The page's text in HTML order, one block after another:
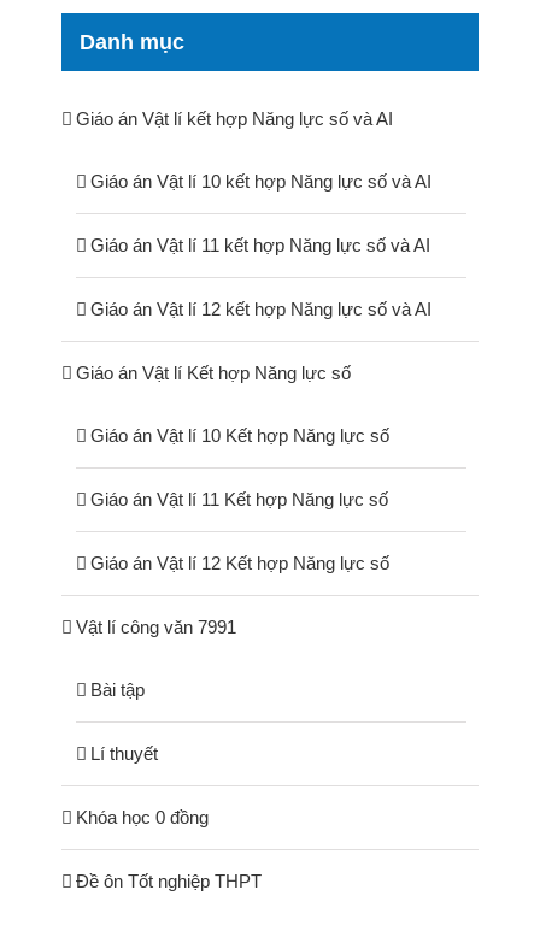
Danh mục
Giáo án Vật lí kết hợp Năng lực số và AI
Giáo án Vật lí 10 kết hợp Năng lực số và AI
Giáo án Vật lí 11 kết hợp Năng lực số và AI
Giáo án Vật lí 12 kết hợp Năng lực số và AI
Giáo án Vật lí Kết hợp Năng lực số
Giáo án Vật lí 10 Kết hợp Năng lực số
Giáo án Vật lí 11 Kết hợp Năng lực số
Giáo án Vật lí 12 Kết hợp Năng lực số
Vật lí công văn 7991
Bài tập
Lí thuyết
Khóa học 0 đồng
Đề ôn Tốt nghiệp THPT